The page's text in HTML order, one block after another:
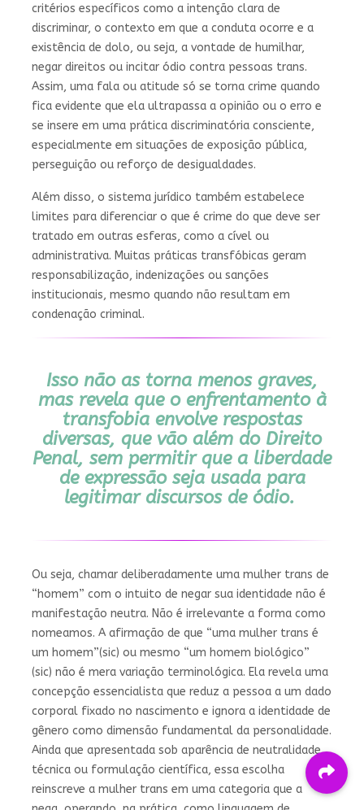
critérios específicos como a intenção clara de
discriminar, o contexto em que a conduta ocorre e a
existência de dolo, ou seja, a vontade de humilhar,
negar direitos ou incitar ódio contra pessoas trans.
Assim, uma fala ou atitude só se torna crime quando
fica evidente que ela ultrapassa a opinião ou o erro e
se insere em uma prática discriminatória consciente,
especialmente em situações de exposição pública,
perseguição ou reforço de desigualdades.
Além disso, o sistema jurídico também estabelece
limites para diferenciar o que é crime do que deve ser
tratado em outras esferas, como a cível ou
administrativa. Muitas práticas transfóbicas geram
responsabilização, indenizações ou sanções
institucionais, mesmo quando não resultam em
condenação criminal.
Isso não as torna menos graves,
mas revela que o enfrentamento à
transfobia envolve respostas
diversas, que vão além do Direito
Penal, sem permitir que a liberdade
de expressão seja usada para
legitimar discursos de ódio.
Ou seja, chamar deliberadamente uma mulher trans de
“homem” com o intuito de negar sua identidade não é
manifestação neutra. Não é irrelevante a forma como
nomeamos. A afirmação de que “uma mulher trans é
um homem”(sic) ou mesmo “um homem biológico”
(sic) não é mera variação terminológica. Ela revela uma
concepção essencialista que reduz a pessoa a um dado
corporal fixado no nascimento e ignora a identidade de
gênero como dimensão fundamental da personalidade.
Ainda que apresentada sob aparência de neutralidade
técnica ou formulação científica, essa escolha
reinscreve a mulher trans em uma categoria que a